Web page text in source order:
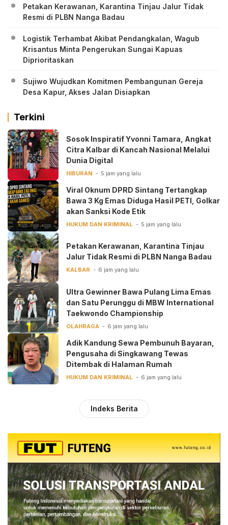
Petakan Kerawanan, Karantina Tinjau Jalur Tidak
Resmi di PLBN Nanga Badau
Logistik Terhambat Akibat Pendangkalan, Wagub
Krisantus Minta Pengerukan Sungai Kapuas
Diprioritaskan
Sujiwo Wujudkan Komitmen Pembangunan Gereja
Desa Kapur, Akses Jalan Disiapkan
Terkini
‎Sosok Inspiratif Yvonni Tamara, Angkat
Citra Kalbar di Kancah Nasional Melalui
Dunia Digital ‎
HIBURAN 5 jam yang lalu
Viral Oknum DPRD Sintang Tertangkap
Bawa 3 Kg Emas Diduga Hasil PETI, Golkar
akan Sanksi Kode Etik
HUKUM DAN KRIMINAL 5 jam yang lalu
Petakan Kerawanan, Karantina Tinjau
Jalur Tidak Resmi di PLBN Nanga Badau
KALBAR 6 jam yang lalu
Ultra Gewinner Bawa Pulang Lima Emas
dan Satu Perunggu di MBW International
Taekwondo Championship
OLAHRAGA 6 jam yang lalu
Adik Kandung Sewa Pembunuh Bayaran,
Pengusaha di Singkawang Tewas
Ditembak di Halaman Rumah
HUKUM DAN KRIMINAL 6 jam yang lalu
Indeks Berita